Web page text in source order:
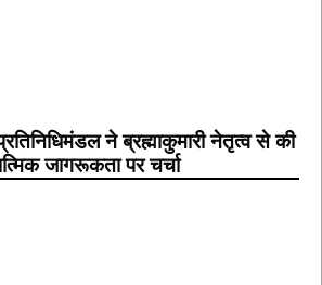
ने ब्रह्माकुमारी नेतृत्व से की
जागरूकता पर चर्चा